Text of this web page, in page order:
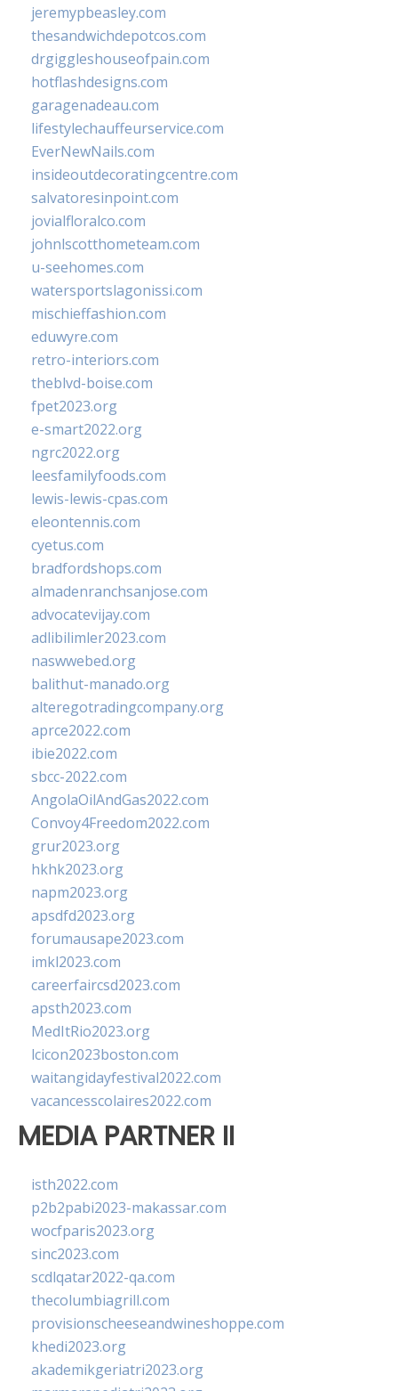
jeremypbeasley.com
thesandwichdepotcos.com
drgiggleshouseofpain.com
hotflashdesigns.com
garagenadeau.com
lifestylechauffeurservice.com
EverNewNails.com
insideoutdecoratingcentre.com
salvatoresinpoint.com
jovialfloralco.com
johnlscotthometeam.com
u-seehomes.com
watersportslagonissi.com
mischieffashion.com
eduwyre.com
retro-interiors.com
theblvd-boise.com
fpet2023.org
e-smart2022.org
ngrc2022.org
leesfamilyfoods.com
lewis-lewis-cpas.com
eleontennis.com
cyetus.com
bradfordshops.com
almadenranchsanjose.com
advocatevijay.com
adlibilimler2023.com
naswwebed.org
balithut-manado.org
alteregotradingcompany.org
aprce2022.com
ibie2022.com
sbcc-2022.com
AngolaOilAndGas2022.com
Convoy4Freedom2022.com
grur2023.org
hkhk2023.org
napm2023.org
apsdfd2023.org
forumausape2023.com
imkl2023.com
careerfaircsd2023.com
apsth2023.com
MedItRio2023.org
lcicon2023boston.com
waitangidayfestival2022.com
vacancesscolaires2022.com
MEDIA PARTNER II
isth2022.com
p2b2pabi2023-makassar.com
wocfparis2023.org
sinc2023.com
scdlqatar2022-qa.com
thecolumbiagrill.com
provisionscheeseandwineshoppe.com
khedi2023.org
akademikgeriatri2023.org